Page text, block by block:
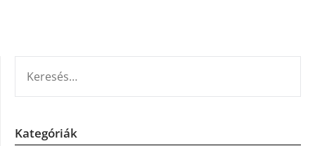
Kategóriák